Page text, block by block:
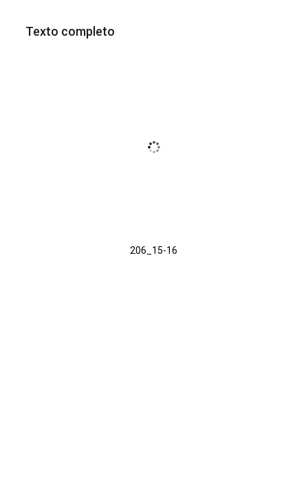
Texto completo
206_15-16